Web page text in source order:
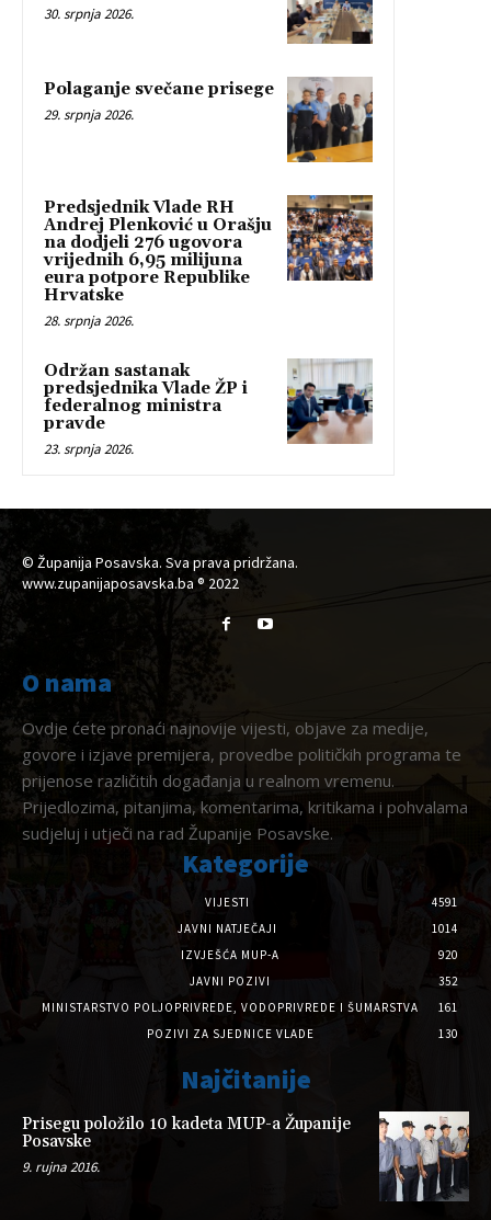
30. srpnja 2026.
Polaganje svečane prisege
29. srpnja 2026.
Predsjednik Vlade RH
Andrej Plenković u Orašju
na dodjeli 276 ugovora
vrijednih 6,95 milijuna
eura potpore Republike
Hrvatske
28. srpnja 2026.
Održan sastanak
predsjednika Vlade ŽP i
federalnog ministra
pravde
23. srpnja 2026.
© Županija Posavska. Sva prava pridržana.
www.zupanijaposavska.ba ® 2022
O nama
Ovdje ćete pronaći najnovije vijesti, objave za medije,
govore i izjave premijera, provedbe političkih programa te
prijenose različitih događanja u realnom vremenu.
Prijedlozima, pitanjima, komentarima, kritikama i pohvalama
sudjeluj i utječi na rad Županije Posavske.
Kategorije
VIJESTI
4591
JAVNI NATJEČAJI
1014
IZVJEŠĆA MUP-A
920
JAVNI POZIVI
352
MINISTARSTVO POLJOPRIVREDE, VODOPRIVREDE I ŠUMARSTVA
161
POZIVI ZA SJEDNICE VLADE
130
Najčitanije
Prisegu položilo 10 kadeta MUP-a Županije
Posavske
9. rujna 2016.